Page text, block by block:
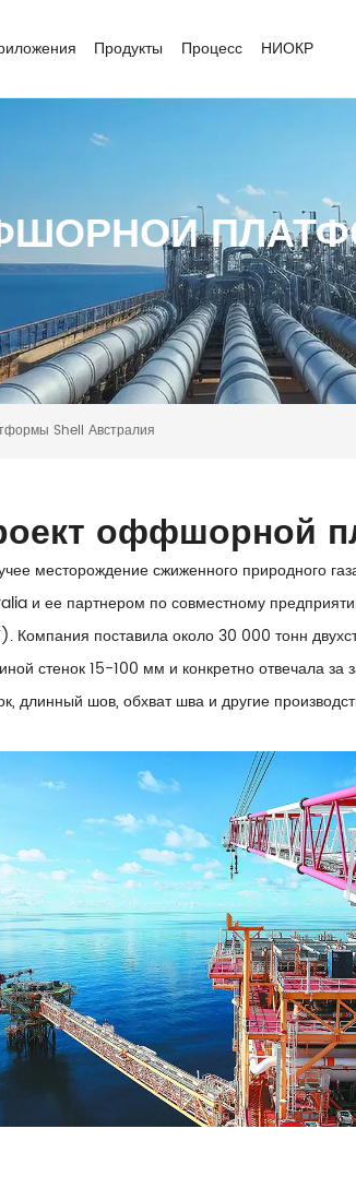
Продукты Процесс НИОКР
Shell Австралия
оффшорной
месторождение сжиженного природного
и ее партнером по совместному
Компания поставила около 30 000 тонн
стенок 15-100 мм и конкретно отвечала за
длинный шов, обхват шва и другие